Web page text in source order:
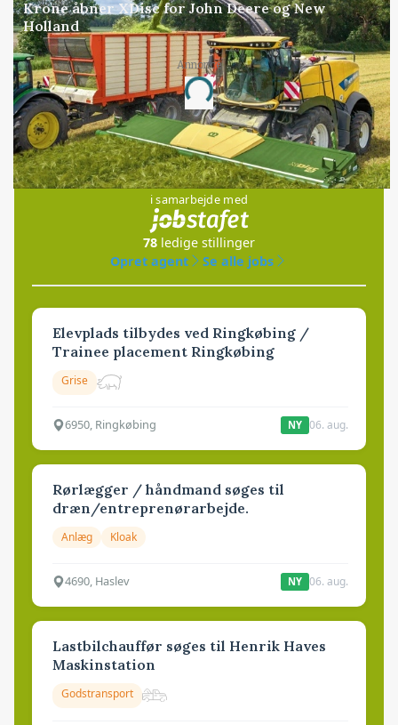
Krone åbner XDisc for John Deere og New
Holland
Annonce
Loading...
Jobs
i samarbejde med
78 ledige stillinger
Opret agent
Se alle jobs
Elevplads tilbydes ved Ringkøbing /
Trainee placement Ringkøbing
Grise
6950, Ringkøbing NY 06. aug.
Rørlægger / håndmand søges til
dræn/entreprenørarbejde.
Anlæg Kloak
4690, Haslev NY 06. aug.
Lastbilchauffør søges til Henrik Haves
Maskinstation
Godstransport